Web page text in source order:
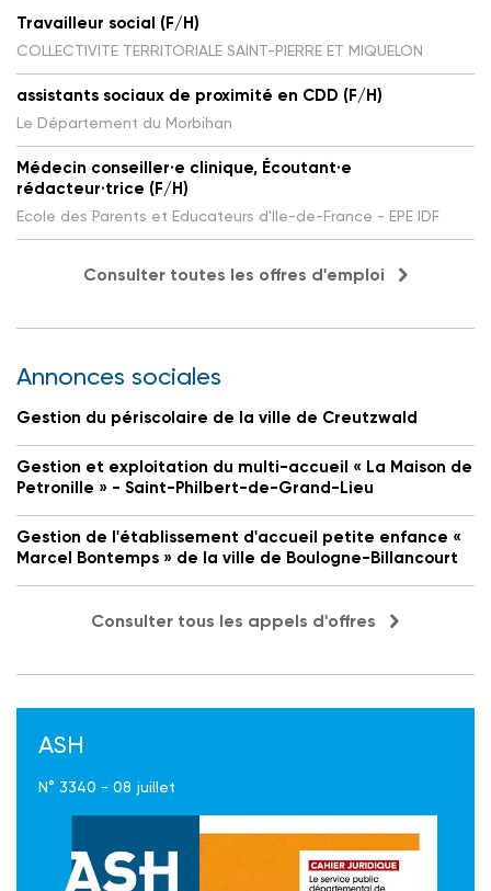
Travailleur social (F/H)
COLLECTIVITE TERRITORIALE SAINT-PIERRE ET MIQUELON
assistants sociaux de proximité en CDD (F/H)
Le Département du Morbihan
Médecin conseiller·e clinique, Écoutant·e
rédacteur·trice (F/H)
Ecole des Parents et Educateurs d'Ile-de-France - EPE IDF
Consulter toutes les offres d'emploi
Annonces sociales
Gestion du périscolaire de la ville de Creutzwald
Gestion et exploitation du multi-accueil « La Maison de
Petronille » - Saint-Philbert-de-Grand-Lieu
Gestion de l'établissement d'accueil petite enfance «
Marcel Bontemps » de la ville de Boulogne-Billancourt
Consulter tous les appels d'offres
ASH
N° 3340 - 08 juillet